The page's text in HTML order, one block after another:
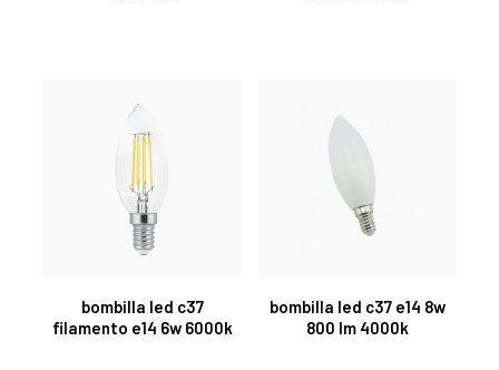
bombilla led c37
filamento e14 6w 6000k
bombilla led c37 e14 8w
800 lm 4000k